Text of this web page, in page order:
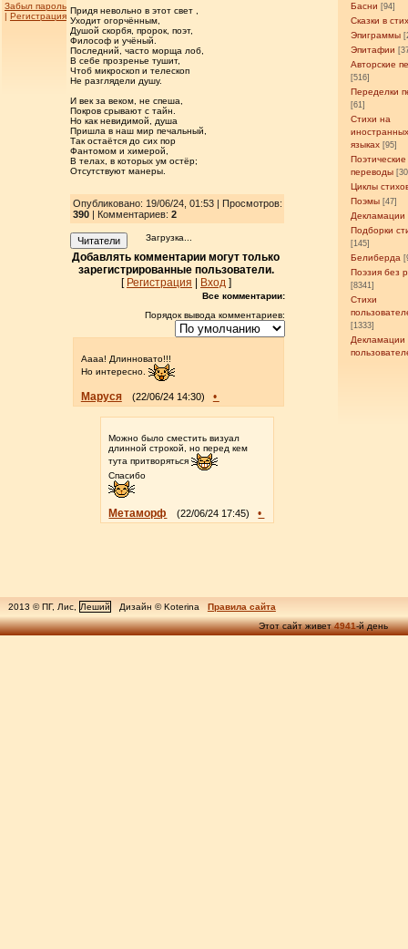
Забыл пароль
| Регистрация
Басни [94]
Сказки в
Эпиграммы
Эпитафии
Авторские
[516]
Переделки
[61]
Стихи на
языках [95]
Поэтические
переводы
Циклы
Поэмы [47]
Декламации
Подборки
[145]
Белиберда
Поэзия без
[8341]
Стихи
[1333]
Декламации
Придя невольно в этот свет ,
Уходит огорчённым,
Душой скорбя, пророк, поэт,
Философ и учёный.
Последний, часто морща лоб,
В себе прозренье тушит,
Чтоб микроскоп и телескоп
Не разглядели душу.
И век за веком, не спеша,
Покров срывают с тайн.
Но как невидимой, душа
Пришла в наш мир печальный,
Так остаётся до сих пор
Фантомом и химерой,
В телах, в которых ум остёр;
Отсутствуют манеры.
Опубликовано: 19/06/24, 01:53 | Просмотров:
390| Комментариев: 2
Читатели Загрузка...
Добавлять комментарии могут только
зарегистрированные пользователи.
[ Регистрация Вход]
Все комментарии:
Порядок вывода комментариев:
Аааа! Длинновато!!!
Но интересно.
Маруся (22/06/24 14:30) •
Можно было сместить визуал
длинной строкой, но перед кем
тута притворяться
Спасибо
Метаморф (22/06/24 17:45) •
2013 © ПГ, Лис, Леший Дизайн © Koterina
Правила сайта
Этот сайт живет4941-й день